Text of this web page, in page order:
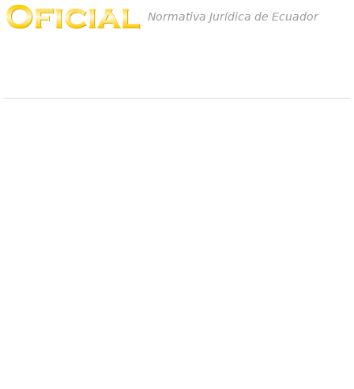
Normativa Jurídica de Ecuador